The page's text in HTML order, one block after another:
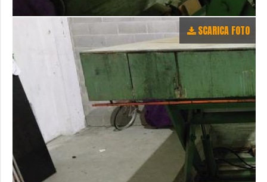
SCARICA FOTO